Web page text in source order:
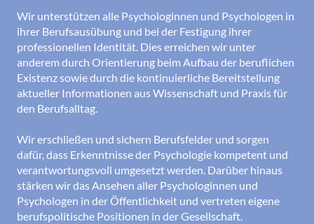
Wir unterstützen alle Psychologinnen und Psychologen in
ihrer Berufsausübung und bei der Festigung ihrer
professionellen Identität. Dies erreichen wir unter
anderem durch Orientierung beim Aufbau der beruflichen
Existenz sowie durch die kontinuierliche Bereitstellung
aktueller Informationen aus Wissenschaft und Praxis für
den Berufsalltag.
Wir erschließen und sichern Berufsfelder und sorgen
dafür, dass Erkenntnisse der Psychologie kompetent und
verantwortungsvoll umgesetzt werden. Darüber hinaus
stärken wir das Ansehen aller Psychologinnen und
Psychologen in der Öffentlichkeit und vertreten eigene
berufspolitische Positionen in der Gesellschaft.